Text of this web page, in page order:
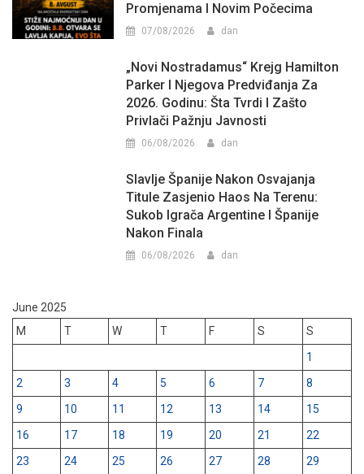
Promjenama I Novim Počecima
07/08/2026 dan
„Novi Nostradamus“ Krejg Hamilton
Parker I Njegova Predviđanja Za
2026. Godinu: Šta Tvrdi I Zašto
Privlači Pažnju Javnosti
06/08/2026 dan
Slavlje Španije Nakon Osvajanja
Titule Zasjenio Haos Na Terenu:
Sukob Igrača Argentine I Španije
Nakon Finala
06/08/2026 dan
June 2025
M
T W T F S
S
1
2
3 4 5 6 7
8
9
10 11 12 13 14
15
16
17 18 19 20 21
22
23
24 25 26 27 28
29